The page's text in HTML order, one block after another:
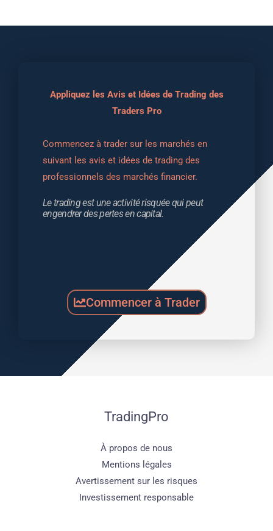
Appliquez les Avis et Idées de Trading des
Traders Pro
Commencez à trader sur les marchés en
suivant les avis et idées de trading des
professionnels des marchés financier.
Le trading est une activité risquée qui peut
engendrer des pertes en capital.
Commencer à Trader
TradingPro
À propos de nous
Mentions légales
Avertissement sur les risques
Investissement responsable